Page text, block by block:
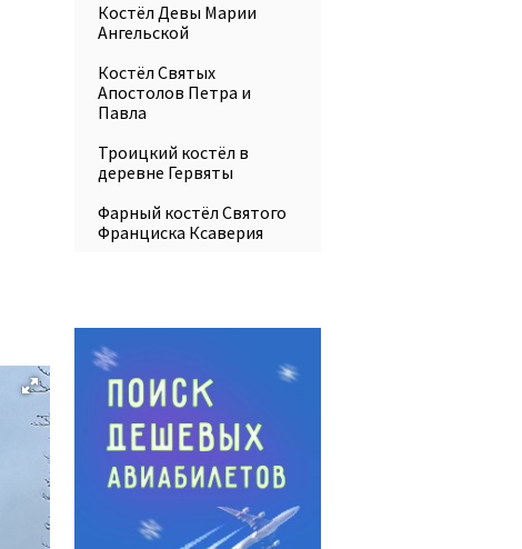
Автор:Андрей Петров
Костёл Девы Марии
Ангельской
Костёл Святых
Апостолов Петра и
Павла
Троицкий костёл в
деревне Гервяты
Фарный костёл Святого
Франциска Ксаверия